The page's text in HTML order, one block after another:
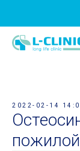
2022-02-14